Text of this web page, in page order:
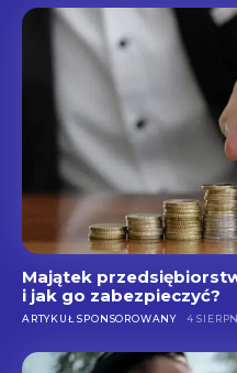
Majątek
i jak go zabezpieczyć?
ARTYKUŁ SPONSOROWANY 4